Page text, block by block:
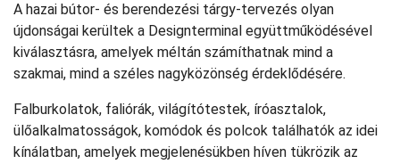
A hazai bútor- és berendezési tárgy-tervezés olyan
újdonságai kerültek a Designterminal együttműködésével
kiválasztásra, amelyek méltán számíthatnak mind a
szakmai, mind a széles nagyközönség érdeklődésére.
Falburkolatok, faliórák, világítótestek, íróasztalok,
ülőalkalmatosságok, komódok és polcok találhatók az idei
kínálatban, amelyek megjelenésükben híven tükrözik az